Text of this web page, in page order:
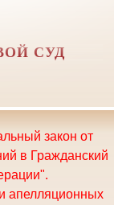
СУД
закон от
в Гражданский
апелляционных